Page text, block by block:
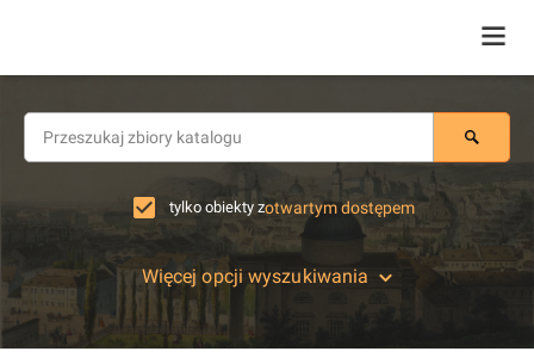
tylko obiekty zotwartym dostępem
Więcej opcji wyszukiwania